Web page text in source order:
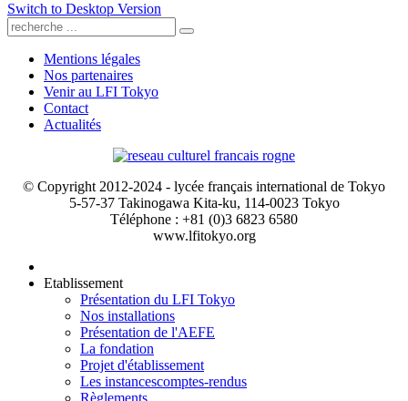
Switch to Desktop Version
Mentions légales
Nos partenaires
Venir au LFI Tokyo
Contact
Actualités
© Copyright 2012-2024 - lycée français international de Tokyo
5-57-37 Takinogawa Kita-ku, 114-0023 Tokyo
Téléphone : +81 (0)3 6823 6580
www.lfitokyo.org
Etablissement
Présentation du LFI Tokyo
Nos installations
Présentation de l'AEFE
La fondation
Projet d'établissement
Les instancescomptes-rendus
Règlements